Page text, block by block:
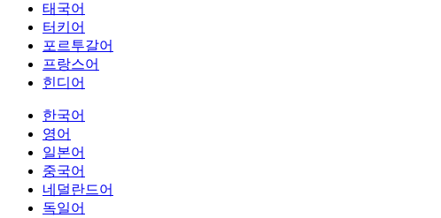
태국어
터키어
포르투갈어
프랑스어
힌디어
한국어
영어
일본어
중국어
네덜란드어
독일어